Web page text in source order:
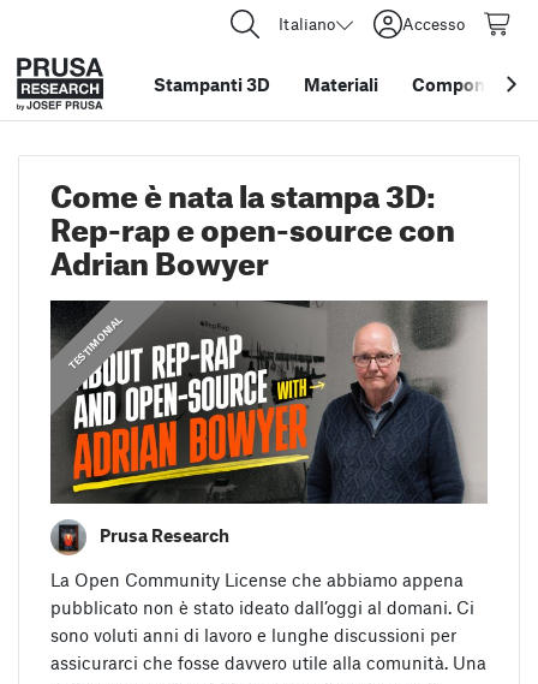
Italiano Accesso
Stampanti 3D Materiali Componenti e
Come è nata la stampa 3D:
Rep-rap e open-source con
Adrian Bowyer
PRUSA STORIES
TESTIMONIAL
Prusa Research
La Open Community License che abbiamo appena
pubblicato non è stato ideato dall’oggi al domani. Ci
sono voluti anni di lavoro e lunghe discussioni per
assicurarci che fosse davvero utile alla comunità. Una